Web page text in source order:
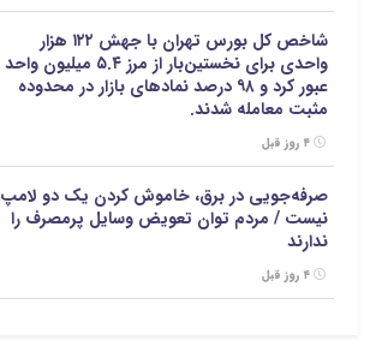
شاخص کل بورس تهران با جهش ۱۲۲ هزار
واحدی برای نخستین‌بار از مرز ۵.۴ میلیون واحد
عبور کرد و ۹۸ درصد نمادهای بازار در محدوده
مثبت معامله شدند.
صرفه‌جویی در برق، خاموش کردن یک دو لامپ
نیست / مردم توان تعویض وسایل پرمصرف را
ندارند